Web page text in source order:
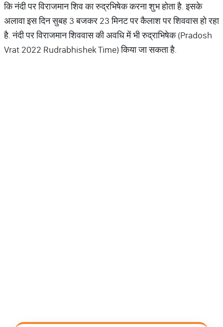
कि नंदी पर विराजमान शिव का रुद्रभिषेक करना शुभ होता है. इसके
अलावा इस दिन सुबह 3 बजकर 23 मिनट पर कैलाश पर शिववास हो रहा
है. नंदी पर विराजमान शिववास की अवधि में भी रुद्राभिषेक (Pradosh
Vrat 2022 Rudrabhishek Time) किया जा सकता है.